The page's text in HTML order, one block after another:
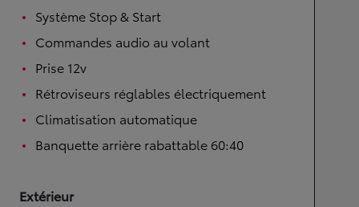
Système Stop & Start
Commandes audio au volant
Prise 12v
Rétroviseurs réglables électriquement
Climatisation automatique
Banquette arrière rabattable 60:40
Extérieur